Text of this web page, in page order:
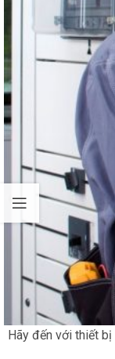
Hãy đến với thiết